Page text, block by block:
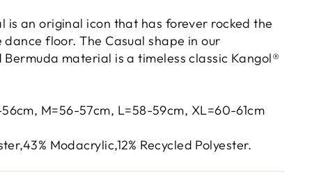
is an original icon that has forever rocked the
floor. The Casual shape in our
material is a timeless classic Kangol®
56cm, M=56-57cm, L=58-59cm, XL=60-61cm
Modacrylic,12% Recycled Polyester.